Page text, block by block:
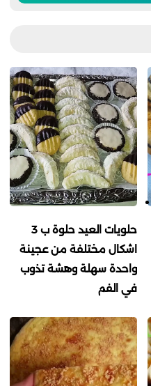
حلويات العيد حلوة ب 3
اشكال مختلفة من عجينة
واحدة سهلة وهشة تذوب
في الفم